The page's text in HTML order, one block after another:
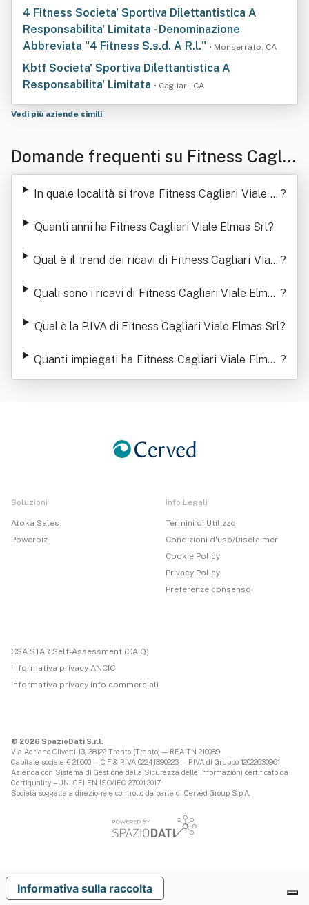
4 Fitness Societa' Sportiva Dilettantistica A
Responsabilita' Limitata - Denominazione
Abbreviata "4 Fitness S.s.d. A R.l." • Monserrato, CA
Kbtf Societa' Sportiva Dilettantistica A
Responsabilita' Limitata • Cagliari, CA
Vedi più aziende simili
Domande frequenti su Fitness Caglia
ri Viale Elmas Srl
In quale località si trova Fitness Cagliari Viale El ?
Quanti anni ha Fitness Cagliari Viale Elmas Srl?
Qual è il trend dei ricavi di Fitness Cagliari Viale ?
Quali sono i ricavi di Fitness Cagliari Viale Elmas ?
Qual è la P.IVA di Fitness Cagliari Viale Elmas Srl?
Quanti impiegati ha Fitness Cagliari Viale Elmas
Srl
?
Soluzioni
Atoka Sales
Powerbiz
Info Legali
Termini di Utilizzo
Condizioni d'uso/Disclaimer
Cookie Policy
Privacy Policy
Preferenze consenso
CSA STAR Self-Assessment (CAIQ)
Informativa privacy ANCIC
Informativa privacy info commerciali
© 2026 SpazioDati S.r.l.
Via Adriano Olivetti 13, 38122 Trento (Trento) — REA TN 210089
Capitale sociale € 21.600 — C.F & P.IVA 02241890223 — P.IVA di Gruppo 12022630961
Azienda con Sistema di Gestione della Sicurezza delle Informazioni certificato da
Certiquality – UNI CEI EN ISO/IEC 27001:2017
Società soggetta a direzione e controllo da parte di Cerved Group S.p.A.
Informativa sulla raccolta